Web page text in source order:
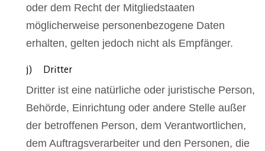
oder dem Recht der Mitgliedstaaten
möglicherweise personenbezogene Daten
erhalten, gelten jedoch nicht als Empfänger.
j) Dritter
Dritter ist eine natürliche oder juristische Person,
Behörde, Einrichtung oder andere Stelle außer
der betroffenen Person, dem Verantwortlichen,
dem Auftragsverarbeiter und den Personen, die